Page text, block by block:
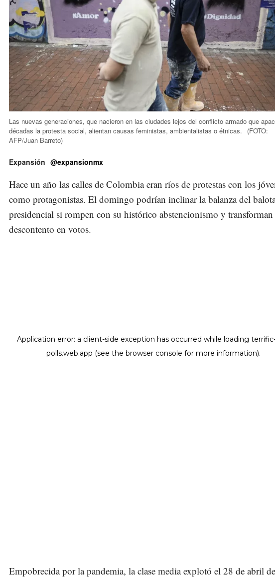
Las nuevas generaciones, que nacieron en las ciudades lejos del conflicto armado que
décadas la protesta social, alientan causas feministas, ambientalistas o étnicas.
(FOTO:
AFP/Juan Barreto)
Expansión @expansionmx
Hace un año las calles de Colombia eran ríos de protestas con los
como protagonistas. El domingo podrían inclinar la balanza del
presidencial si rompen con su histórico abstencionismo y transforman
descontento en votos.
Empobrecida por la pandemia, la clase media explotó el 28 de abril